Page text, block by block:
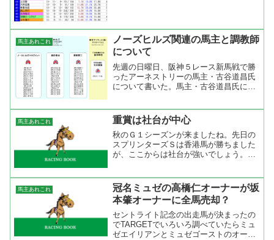
馬主あれこれ
ノーズヒルズ関連の馬主と調教師
について
先週の日曜日、阪神５レース新馬戦で勝
ったアーネストリーの馬主・古谷道昌氏
について書いた。馬主・古谷道昌氏につ
の常務取締役という事がわかった。そこ
で、関西で多く走っている...
馬主あれこれ 重賞は社台が中心
秋のＧ１シーズンが来ましたね。先日の
スプリンターズＳは香港馬が勝ちました
が、ここからは社台が強いでしょう。今
台生産馬の馬主）と社台に絡んだ馬が勝
ってきている。いわゆ...
馬主あれこれ
冠名ミュゼの高橋仁オーナーが坂
本肇オーナーに全馬売却？
セントライト記念の出走馬が決まったの
でTARGETでいろいろ調べていたらミュ
ゼエイリアンとミュゼゴーストのオーナ